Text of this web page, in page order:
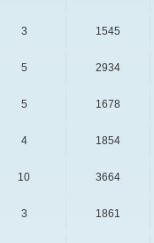
3 1545
5 2934
5 1678
4 1854
10 3664
3 1861